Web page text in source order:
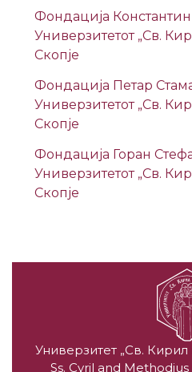
Фондација Константин
Универзитетот „Св.
Скопје
Фондација Петар
Универзитетот „Св.
Скопје
Фондација Горан
Универзитетот „Св.
Скопје
Универзитет „Св. Кирил
Ss. Cyril and